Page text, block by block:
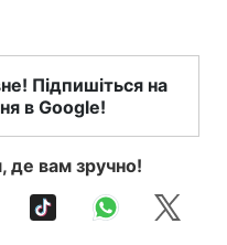
Підпишіться на
в Google!
де вам зручно!